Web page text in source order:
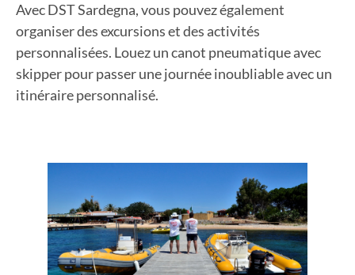
Avec DST Sardegna, vous pouvez également
organiser des excursions et des activités
personnalisées. Louez un canot pneumatique avec
skipper pour passer une journée inoubliable avec un
itinéraire personnalisé.